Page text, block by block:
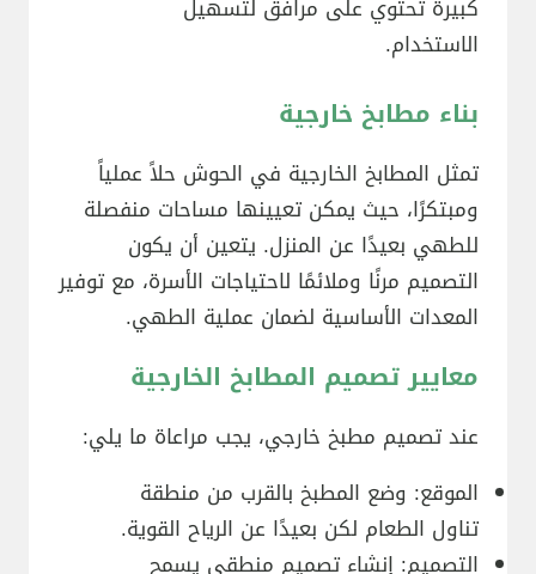
كبيرة تحتوي على مرافق لتسهيل
الاستخدام.
بناء مطابخ خارجية
تمثل المطابخ الخارجية في الحوش حلاً عملياً
ومبتكرًا، حيث يمكن تعيينها مساحات منفصلة
للطهي بعيدًا عن المنزل. يتعين أن يكون
التصميم مرنًا وملائمًا لاحتياجات الأسرة، مع توفير
المعدات الأساسية لضمان عملية الطهي.
معايير تصميم المطابخ الخارجية
عند تصميم مطبخ خارجي، يجب مراعاة ما يلي:
الموقع: وضع المطبخ بالقرب من منطقة
تناول الطعام لكن بعيدًا عن الرياح القوية.
التصميم: إنشاء تصميم منطقي يسمح